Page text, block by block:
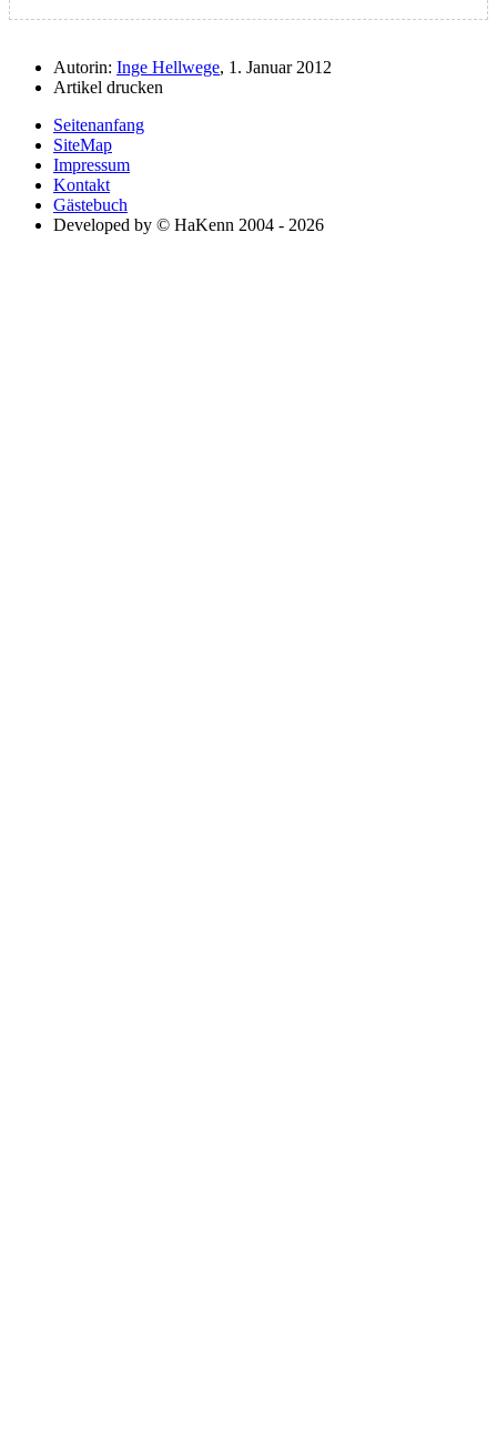
Autorin: Inge Hellwege, 1. Januar 2012
Artikel drucken
Seitenanfang
SiteMap
Impressum
Kontakt
Gästebuch
Developed by © HaKenn 2004 - 2026